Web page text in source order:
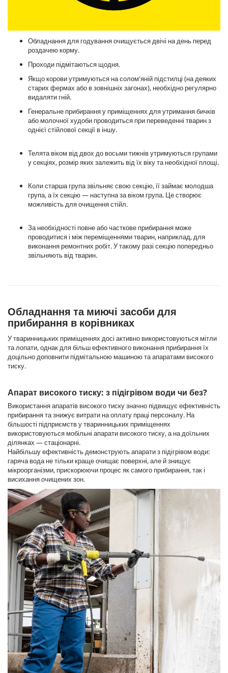
Обладнання для годування очищується двічі на день перед
роздачею корму.
Проходи підмітаються щодня.
Якщо корови утримуються на солом'яній підстилці (на деяких
старих фермах або в зовнішніх загонах), необхідно регулярно
видаляти гній.
Генеральне прибирання у приміщеннях для утримання бичків
або молочної худоби проводиться при переведенні тварин з
однієї стійлової секції в іншу.
Телята віком від двох до восьми тижнів утримуються групами
у секціях, розмір яких залежить від їх віку та необхідної площі.
Коли старша група звільняє свою секцію, її займає молодша
група, а їх секцію — наступна за віком група. Це створює
можливість для очищення стійл.
За необхідності повне або часткове прибирання може
проводитися і між переміщеннями тварин, наприклад, для
виконання ремонтних робіт. У такому разі секцію попередньо
звільняють від тварин.
Обладнання та миючі засоби для
прибирання в корівниках
У тваринницьких приміщеннях досі активно використовуються мітли
та лопати, однак для більш ефективного виконання прибирання їх
доцільно доповнити підмітальною машиною та апаратами високого
тиску.
Апарат високого тиску: з підігрівом води чи без?
Використання апаратів високого тиску значно підвищує ефективність
прибирання та знижує витрати на оплату праці персоналу. На
більшості підприємств у тваринницьких приміщеннях
використовуються мобільні апарати високого тиску, а на доїльних
ділянках — стаціонарні.
Найбільшу ефективність демонструють апарати з підігрівом води:
гаряча вода не тільки краще очищає поверхні, але й знищує
мікроорганізми, прискорюючи процес як самого прибирання, так і
висихання очищених зон.